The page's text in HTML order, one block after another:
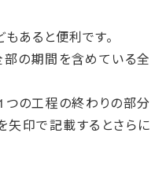
あると便利です。
部の期間を含めている全
の工程の終わりの部分
矢印で記載するとさらに